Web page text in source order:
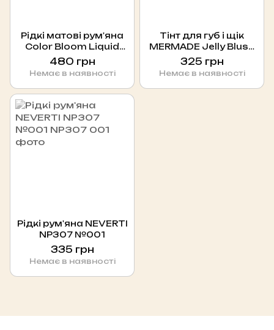
Рідкі матові рум'яна
Color Bloom Liquid
Blush Matte Finish
Rose Ritual
480 грн
Немає в наявності
Тінт для губ і щік
MERMADE Jelly Blush
15 г
325 грн
Немає в наявності
Рідкі рум'яна NEVERTI
NP307 №001
335 грн
Немає в наявності